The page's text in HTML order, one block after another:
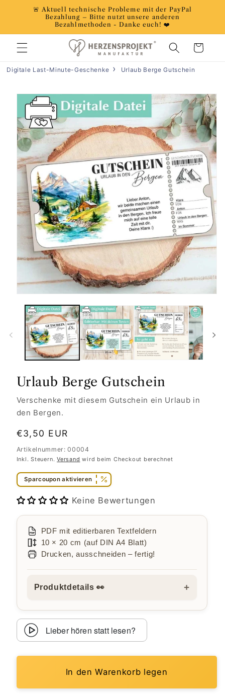
zum🚨 Aktuell technische Probleme mit der PayPal
Bezahlung – Bitte nutzt unsere anderen
Bezahlmethoden - Danke euch! ❤️
Warenkorb
Digitale Last-Minute-Geschenke Urlaub Berge Gutschein
Urlaub Berge Gutschein
Verschenke mit diesem Gutschein ein Urlaub in
den Bergen.
Normaler
Preis
€3,50 EUR
Artikelnummer: 00004
Inkl. Steuern.Versand wird beim Checkout berechnet
Sparcoupon aktivieren
Keine Bewertungen
PDF mit editierbaren Textfeldern
10 × 20 cm (auf DIN A4 Blatt)
Drucken, ausschneiden – fertig!
Produktdetails 👀 +
Lieber hören statt lesen?
In den Warenkorb legen